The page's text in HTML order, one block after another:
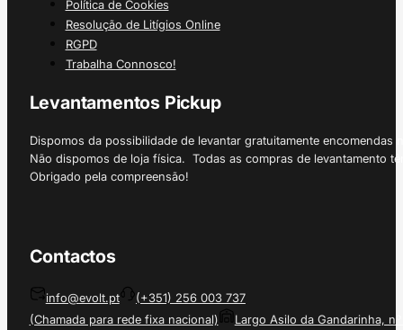
Política de Cookies
Resolução de Litígios Online
RGPD
Trabalha Connosco!
Levantamentos Pickup
Dispomos da possibilidade de levantar gratuitamente
Não dispomos de loja física. Todas as compras de levantamento
Obrigado pela compreensão!
Contactos
info@evolt.pt
(+351) 256 003 737
(Chamada para rede fixa nacional)
Largo Asilo da Gandarinha, nº